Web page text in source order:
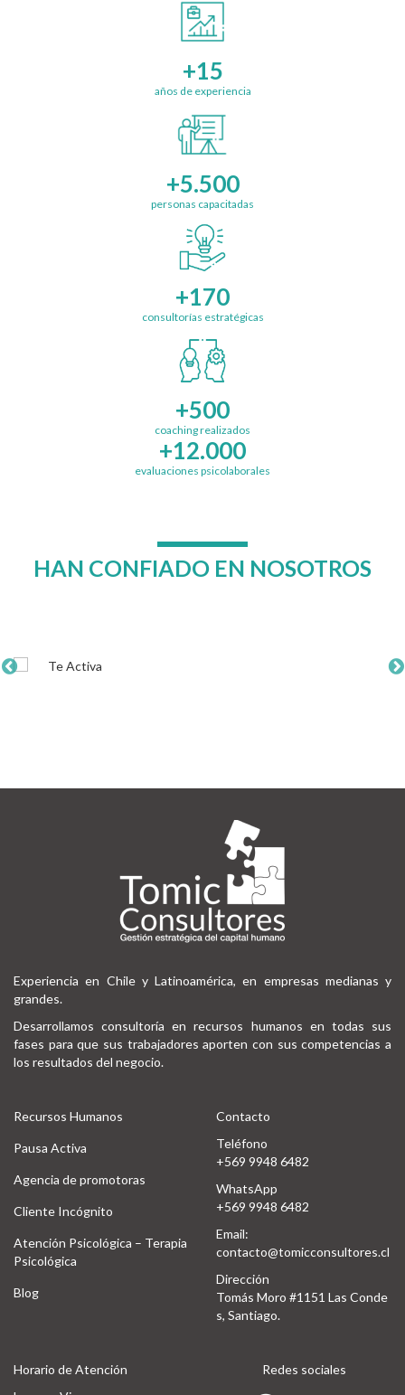
+15
años de experiencia
+5.500
personas capacitadas
+170
consultorías estratégicas
+500
coaching realizados
+12.000
evaluaciones psicolaborales
HAN CONFIADO EN NOSOTROS
Experiencia en Chile y Latinoamérica, en empresas medianas y
grandes.
Desarrollamos consultoría en recursos humanos en todas sus
fases para que sus trabajadores aporten con sus competencias a
los resultados del negocio.
Recursos Humanos
Pausa Activa
Agencia de promotoras
Cliente Incógnito
Atención Psicológica – Terapia
Psicológica
Blog
Contacto
Teléfono
+569 9948 6482
WhatsApp
+569 9948 6482
Email:
contacto@tomicconsultores.cl
Dirección
Tomás Moro #1151 Las Conde
s, Santiago.
Horario de Atención
Redes sociales